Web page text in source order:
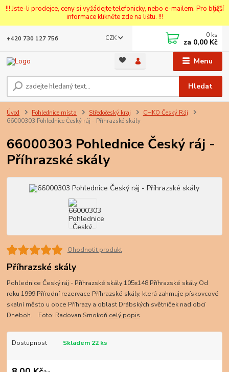
!!! Jste-li prodejce, ceny si vyžádejte telefonicky, nebo e-mailem. Pro bližší
informace klikněte zde na lištu. !!!
Menu
CZK
Hledat
+420 730 127 756 0 ks
za 0,00 Kč
Úvod Pohlednice místa Středočeský kraj
CHKO Český Ráj
66000303 Pohlednice Český ráj - Příhrazské skály
66000303 Pohlednice Český ráj -
Příhrazské skály
Ohodnotit produkt
Příhrazské skály
Pohlednice Český ráj - Příhrazské skály 105x148 Příhrazské skály Od
roku 1999 Přírodní rezervace Příhrazské skály, která zahrnuje pískovcové
skalní město u obce Příhrazy a oblast Drábských světniček nad obcí
Dneboh. Foto: Radovan Smokoň celý popis
Dostupnost Skladem 22 ks